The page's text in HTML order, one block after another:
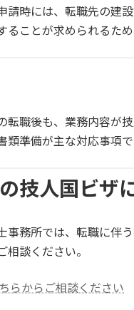
請時には、転職先の建
ることが求められるた
転職後も、業務内容が
類準備が主な対応事項
技人国ビザ
事務所では、転職に伴
相談ください。
らからご相談ください